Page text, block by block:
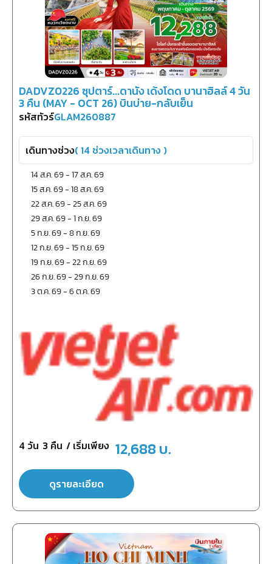
DADVZ0226 ซุปตาร์...ดานัง เด้งโดด บานาฮิลล์ 4 วัน
3 คืน (MAY - OCT 26) บินบ่าย-กลับเย็น
รหัสทัวร์GLAM260887
เดินทางช่วง(14ช่วงเวลาเดินทาง )
14 ส.ค. 69-17 ส.ค. 69
15 ส.ค. 69-18 ส.ค. 69
22 ส.ค. 69-25 ส.ค. 69
29 ส.ค. 69-1 ก.ย. 69
5 ก.ย. 69-8 ก.ย. 69
12 ก.ย. 69-15 ก.ย. 69
19 ก.ย. 69-22 ก.ย. 69
26 ก.ย. 69-29 ก.ย. 69
3 ต.ค. 69-6 ต.ค. 69
4 วัน 3 คืน / เริ่มเพียง 12,688บ.
ดูรายละเอียด